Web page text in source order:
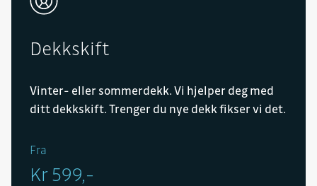
Dekkskift
Vinter- eller sommerdekk. Vi hjelper deg med
ditt dekkskift. Trenger du nye dekk fikser vi det.
Fra
Kr 599,-